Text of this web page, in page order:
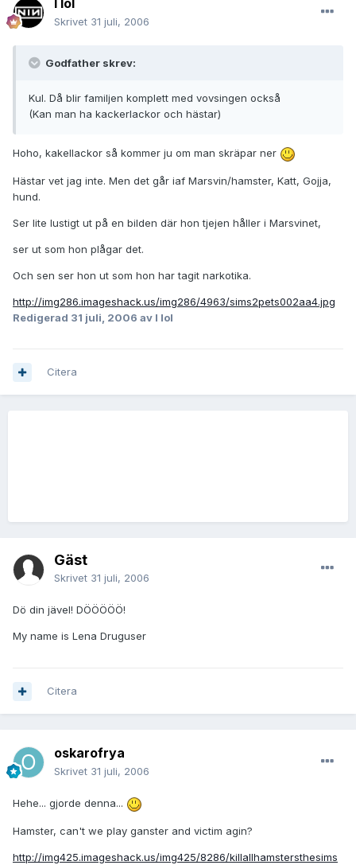
I lol
Skrivet 31 juli, 2006
Godfather skrev:
Kul. Då blir familjen komplett med vovsingen också
(Kan man ha kackerlackor och hästar)
Hoho, kakellackor så kommer ju om man skräpar ner
Hästar vet jag inte. Men det går iaf Marsvin/hamster, Katt, Gojja,
hund.
Ser lite lustigt ut på en bilden där hon tjejen håller i Marsvinet,
ser ut som hon plågar det.
Och sen ser hon ut som hon har tagit narkotika.
http://img286.imageshack.us/img286/4963/sims2pets002aa4.jpg
Redigerad 31 juli, 2006 av I lol
Citera
Gäst
Skrivet 31 juli, 2006
Dö din jävel! DÖÖÖÖÖ!
My name is Lena Druguser
Citera
oskarofrya
Skrivet 31 juli, 2006
Hehe... gjorde denna...
Hamster, can't we play ganster and victim agin?
http://img425.imageshack.us/img425/8286/killallhamstersthesims